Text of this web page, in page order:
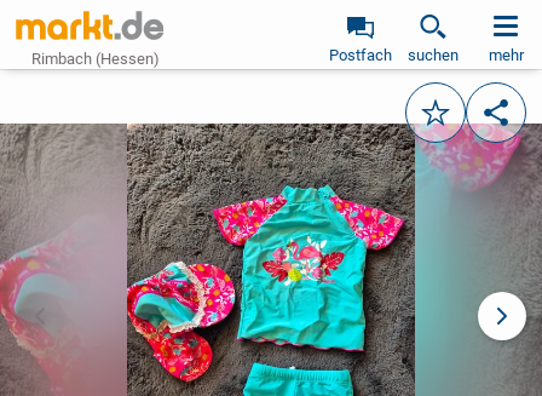
Rimbach (Hessen) Postfach suchen mehr
Merken
vorheriges Bild